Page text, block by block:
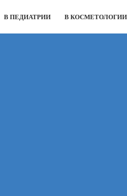
В ПЕДИАТРИИ В КОСМЕТОЛОГИИ